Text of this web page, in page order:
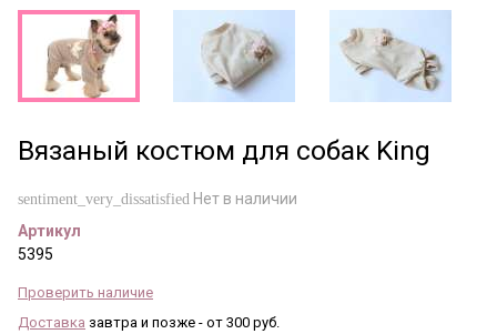
Вязаный костюм для собак King
sentiment_very_dissatisfied Нет в наличии
Артикул
5395
Проверить наличие
Доставка завтра и позже - от 300 руб.